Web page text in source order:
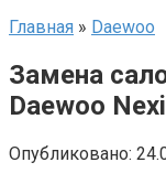
Главная » Daewoo
Замена
Daewoo
Опубликовано: